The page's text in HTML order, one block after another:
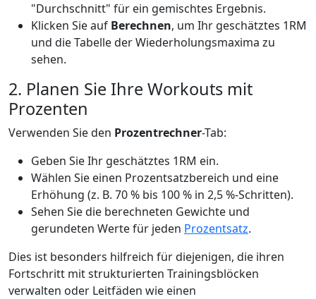
"Durchschnitt" für ein gemischtes Ergebnis.
Klicken Sie auf Berechnen, um Ihr geschätztes 1RM
und die Tabelle der Wiederholungsmaxima zu
sehen.
2. Planen Sie Ihre Workouts mit
Prozenten
Verwenden Sie den Prozentrechner-Tab:
Geben Sie Ihr geschätztes 1RM ein.
Wählen Sie einen Prozentsatzbereich und eine
Erhöhung (z. B. 70 % bis 100 % in 2,5 %-Schritten).
Sehen Sie die berechneten Gewichte und
gerundeten Werte für jeden Prozentsatz.
Dies ist besonders hilfreich für diejenigen, die ihren
Fortschritt mit strukturierten Trainingsblöcken
verwalten oder Leitfäden wie einen